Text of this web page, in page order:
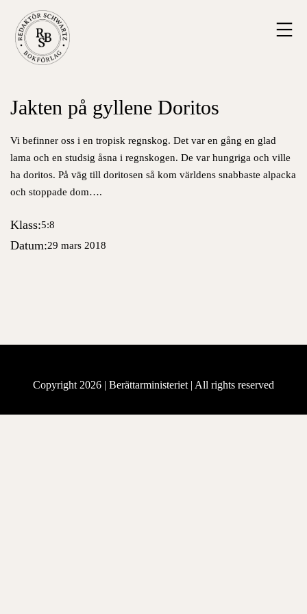
Hoppa
innehåll
Redaktör
Schwartz
Jakten på gyllene Doritos
Vi befinner oss i en tropisk regnskog. Det var en gång en glad
lama och en studsig åsna i regnskogen. De var hungriga och ville
ha doritos. På väg till doritosen så kom världens snabbaste alpacka
och stoppade dom….
Klass:5:8
Datum:29 mars 2018
Copyright 2026 | Berättarministeriet | All rights reserved